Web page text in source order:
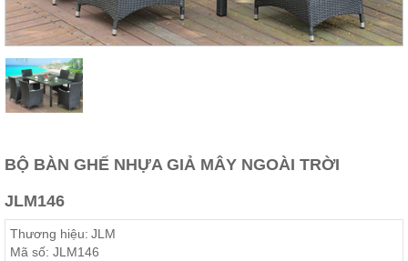
Khách
Sofa,
tủ
Bàn
trà...
Nội
Phòng
Ngủ
ngủ, tủ
áo, bàn
trang
điểm
BỘ BÀN GHẾ NHỰA GIẢ MÂY NGOÀI TRỜI
JLM146
Thương hiệu: JLM
Mã số: JLM146